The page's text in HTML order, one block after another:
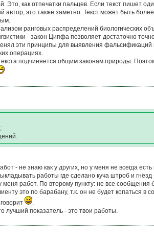
Это, как отпечатки пальцев. Если текст пишет
автор, это также заметно. Текст может быть
ранговых распределений биологических
- закон Ципфа позволяет достаточно
эти принципы для выявления фальсификаций
операциях.
подчиняется общим законам природы.
- не знаю как у других, но у меня не всегда
работы где сделано куча штроб и
меня работ. По второму пункту: не все
это по барабану, т.к. он не будет копаться в
.
лучший показатель - это твои работы.